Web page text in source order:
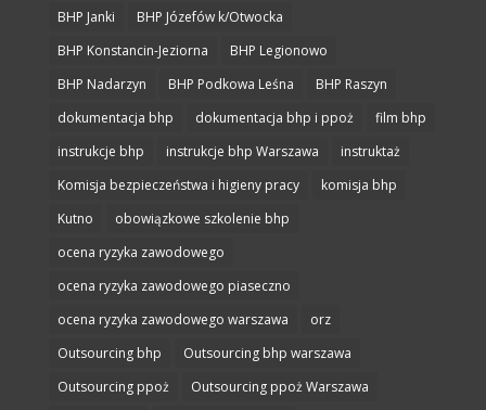
BHP Janki
BHP Józefów k/Otwocka
BHP Konstancin-Jeziorna
BHP Legionowo
BHP Nadarzyn
BHP Podkowa Leśna
BHP Raszyn
dokumentacja bhp
dokumentacja bhp i ppoż
film bhp
instrukcje bhp
instrukcje bhp Warszawa
instruktaż
Komisja bezpieczeństwa i higieny pracy
komisja bhp
Kutno
obowiązkowe szkolenie bhp
ocena ryzyka zawodowego
ocena ryzyka zawodowego piaseczno
ocena ryzyka zawodowego warszawa
orz
Outsourcing bhp
Outsourcing bhp warszawa
Outsourcing ppoż
Outsourcing ppoż Warszawa